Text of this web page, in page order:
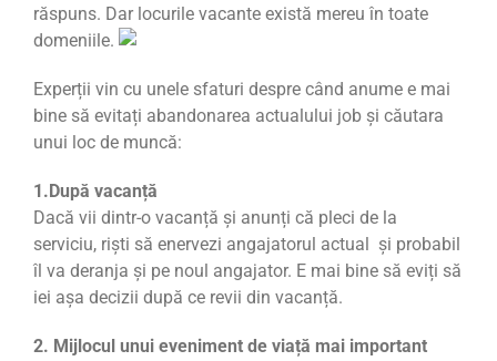
răspuns. Dar locurile vacante există mereu în toate
domeniile.
Experții vin cu unele sfaturi despre când anume e mai
bine să evitați abandonarea actualului job și căutara
unui loc de muncă:
1.După vacanță
Dacă vii dintr-o vacanță și anunți că pleci de la
serviciu, riști să enervezi angajatorul actual și probabil
îl va deranja şi pe noul angajator. E mai bine să eviți să
iei așa decizii după ce revii din vacanță.
2. Mijlocul unui eveniment de viață mai important